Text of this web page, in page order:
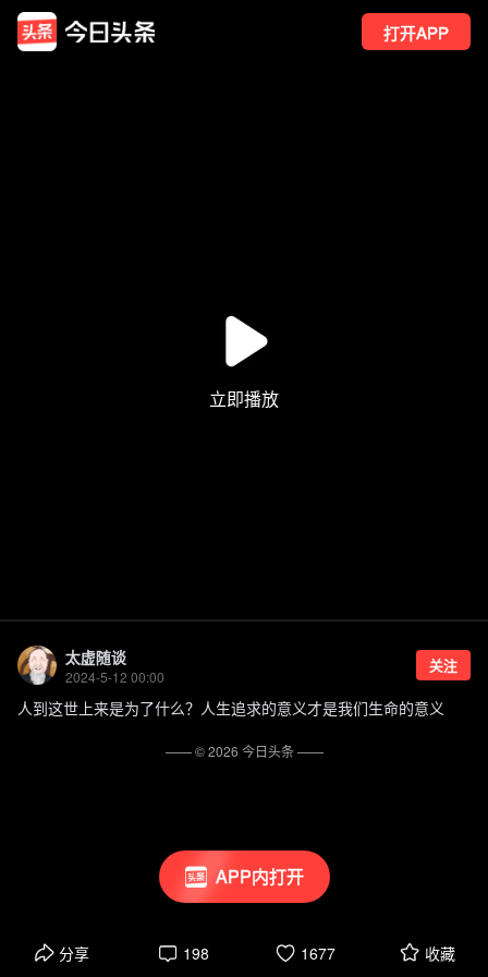
打开APP
APP内打开
太虚随谈
2024-5-12 00:00
关注
人到这世上来是为了什么？人生追求的意义才是我们生命的意义
分享 198 1677 收藏
—— ©2026 今日头条——